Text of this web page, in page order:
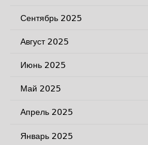
Сентябрь 2025
Август 2025
Июнь 2025
Май 2025
Апрель 2025
Январь 2025